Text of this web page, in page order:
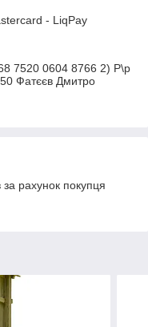
- LiqPay
7520 0604 8766 2) Р\р
Фатєєв Дмитро
рахунок покупця